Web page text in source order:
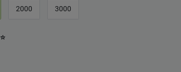
2000 3000
*